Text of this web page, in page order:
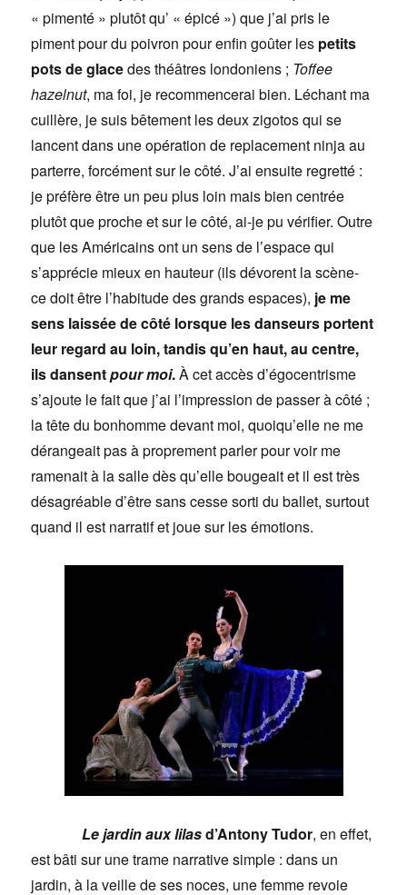
« pimenté » plutôt qu’ « épicé ») que j’ai pris le
piment pour du poivron pour enfin goûter les petits
pots de glacedes théâtres londoniens ; Toffee
hazelnut, ma foi, je recommencerai bien. Léchant ma
cuillère, je suis bêtement les deux zigotos qui se
lancent dans une opération de replacement ninja au
parterre, forcément sur le côté. J’ai ensuite regretté :
je préfère être un peu plus loin mais bien centrée
plutôt que proche et sur le côté, ai-je pu vérifier. Outre
que les Américains ont un sens de l’espace qui
s’apprécie mieux en hauteur (ils dévorent la scène-
ce doit être l’habitude des grands espaces), je me
sens laissée de côté lorsque les danseurs portent
leur regard au loin, tandis qu’en haut, au centre,
ils dansentpour moi.À cet accès d’égocentrisme
s’ajoute le fait que j’ai l’impression de passer à côté ;
la tête du bonhomme devant moi, quoiqu’elle ne me
dérangeait pas à proprement parler pour voir me
ramenait à la salle dès qu’elle bougeait et il est très
désagréable d’être sans cesse sorti du ballet, surtout
quand il est narratif et joue sur les émotions.
Le jardin aux lilasd’Antony Tudor, en effet,
est bâti sur une trame narrative simple : dans un
jardin, à la veille de ses noces, une femme revoie